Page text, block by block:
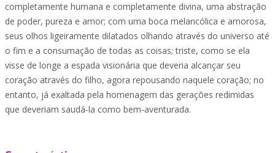
completamente humana e completamente divina, uma abstração
de poder, pureza e amor; com uma boca melancólica e amorosa,
seus olhos ligeiramente dilatados olhando através do universo até
o fim e a consumação de todas as coisas; triste, como se ela
visse de longe a espada visionária que deveria alcançar seu
coração através do filho, agora repousando naquele coração; no
entanto, já exaltada pela homenagem das gerações redimidas
que deveriam saudá-la como bem-aventurada.